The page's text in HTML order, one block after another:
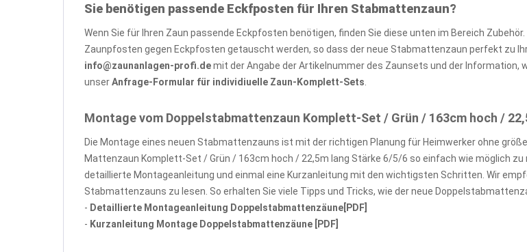
Sie benötigen passende Eckfposten für Ihren Stabmattenzaun?
Wenn Sie für Ihren Zaun passende Eckpfosten benötigen, finden Sie diese unten im Bereich
Zaunpfosten gegen Eckpfosten getauscht werden, so dass der neue Stabmattenzaun perfekt zu
info@zaunanlagen-profi.demit der Angabe der Artikelnummer des Zaunsets und der Information,
unserAnfrage-Formular für individiuelle Zaun-Komplett-Sets
Montage vom Doppelstabmattenzaun Komplett-Set / Grün / 163cm hoch /
Die Montage eines neuen Stabmattenzauns ist mit der richtigen Planung für Heimwerker ohne
Mattenzaun Komplett-Set / Grün / 163cm hoch / 22,5m lang Stärke 6/5/6 so einfach wie möglich
detaillierte Montageanleitung und einmal eine Kurzanleitung mit den wichtigsten Schritten. Wir
Stabmattenzauns zu lesen. So erhalten Sie viele Tipps und Tricks, wie der neue
- Detaillierte Montageanleitung Doppelstabmattenzäune[PDF]
- Kurzanleitung Montage Doppelstabmattenzäune [PDF]